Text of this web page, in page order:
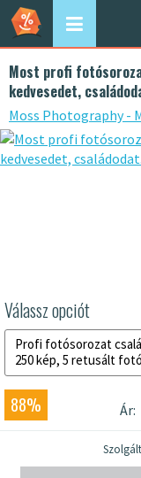
Most profi
kedvesedet,
Moss Photography -
Válassz opciót
Profi fotósorozat
250 kép, 5 retusált
88% Ár: